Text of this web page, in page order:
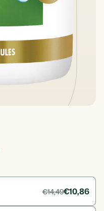
€14,49€10,86